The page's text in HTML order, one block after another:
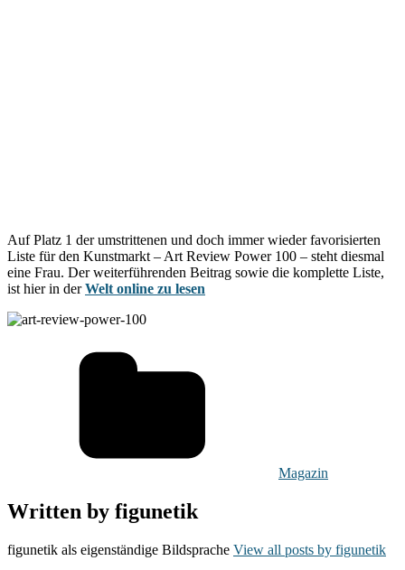
Auf Platz 1 der umstrittenen und doch immer wieder favorisierten
Liste für den Kunstmarkt – Art Review Power 100 – steht diesmal
eine Frau. Der weiterführenden Beitrag sowie die komplette Liste,
ist hier in derWelt online zu lesen
Magazin
Written by figunetik
figunetik als eigenständige Bildsprache View all posts by figunetik